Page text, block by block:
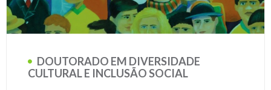
DOUTORADO EM DIVERSIDADE
CULTURAL E INCLUSÃO SOCIAL